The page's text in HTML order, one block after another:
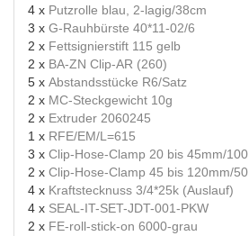
4 x Putzrolle blau, 2-lagig/38cm
3 x G-Rauhbürste 40*11-02/6
2 x Fettsignierstift 115 gelb
2 x BA-ZN Clip-AR (260)
5 x Abstandsstücke R6/Satz
2 x MC-Steckgewicht 10g
2 x Extruder 2060245
1 x RFE/EM/L=615
3 x Clip-Hose-Clamp 20 bis 45mm/100
2 x Clip-Hose-Clamp 45 bis 120mm/50
4 x Kraftstecknuss 3/4*25k (Auslauf)
4 x SEAL-IT-SET-JDT-001-PKW
2 x FE-roll-stick-on 6000-grau